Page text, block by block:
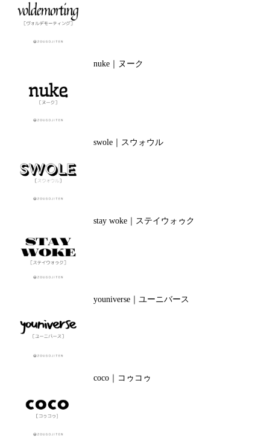
nuke｜ヌーク
swole｜スウォウル
stay woke｜ステイウォゥク
youniverse｜ユーニバース
coco｜コゥコゥ